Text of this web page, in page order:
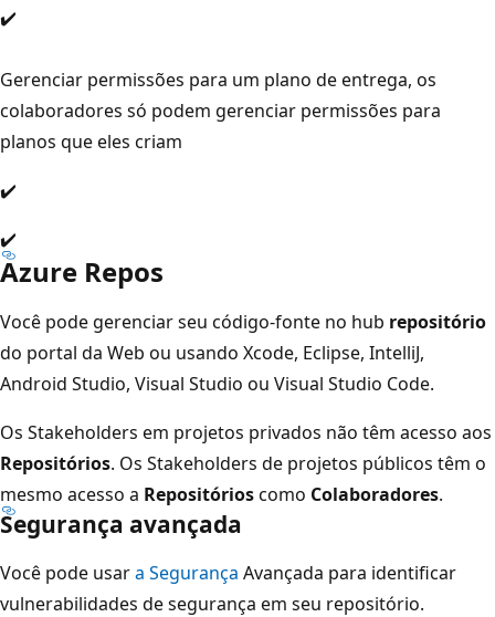
✔️
Gerenciar permissões para um plano de entrega, os
colaboradores só podem gerenciar permissões para
planos que eles criam
✔️
✔️
Azure Repos
Você pode gerenciar seu código-fonte no hub repositório
do portal da Web ou usando Xcode, Eclipse, IntelliJ,
Android Studio, Visual Studio ou Visual Studio Code.
Os Stakeholders em projetos privados não têm acesso aos
Repositórios. Os Stakeholders de projetos públicos têm o
mesmo acesso a Repositórioscomo Colaboradores.
Segurança avançada
Você pode usara Segurança Avançada para identificar
vulnerabilidades de segurança em seu repositório.